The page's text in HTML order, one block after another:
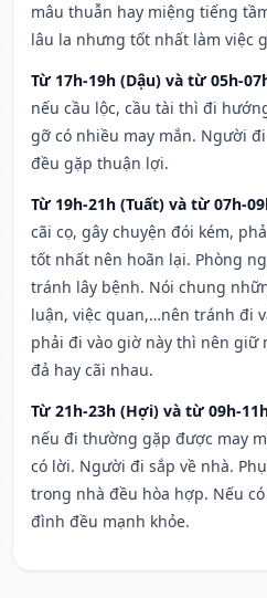
mâu thuẫn hay miệng tiếng
lâu la nhưng tốt nhất làm việc
Từ 17h-19h (Dậu) và từ 05h-
nếu cầu lộc, cầu tài thì đi
gỡ có nhiều may mắn. Người
đều gặp thuận lợi.
Từ 19h-21h (Tuất) và từ 07h-
cãi cọ, gây chuyện đói kém,
tốt nhất nên hoãn lại. Phòng
tránh lây bệnh. Nói chung
luận, việc quan,…nên tránh đi
phải đi vào giờ này thì nên giữ
đả hay cãi nhau.
Từ 21h-23h (Hợi) và từ 09h-
nếu đi thường gặp được may
có lời. Người đi sắp về nhà.
trong nhà đều hòa hợp. Nếu
đình đều mạnh khỏe.